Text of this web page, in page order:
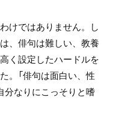
けではありません。し
、俳句は難しい、教養
く設定したハードルを
。「俳句は面白い、性
分なりにこっそりと嗜